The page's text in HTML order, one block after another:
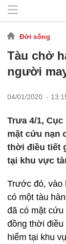
Đời sống
Tàu chở
người
04/01/2020 -
Trưa 4/1,
mặt cứu nạn
thời điều tiết
tại khu vực
Trước đó, vào
có một tàu
đã có mặt cứu
đồng thời điều
hiểm tại khu